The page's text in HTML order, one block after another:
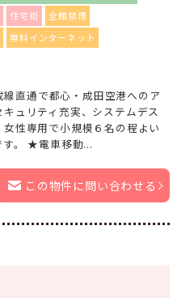
住宅街
全館禁煙
無料インターネット
直通で都心・成田空港へのア
ュリティ充実、システムデス
性専用で小規模６名の程よい
す。 ★電車移動...
この物件に問い合わせる